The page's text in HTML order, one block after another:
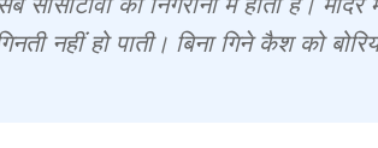
नहीं हो पाती। बिना गिने कैश को